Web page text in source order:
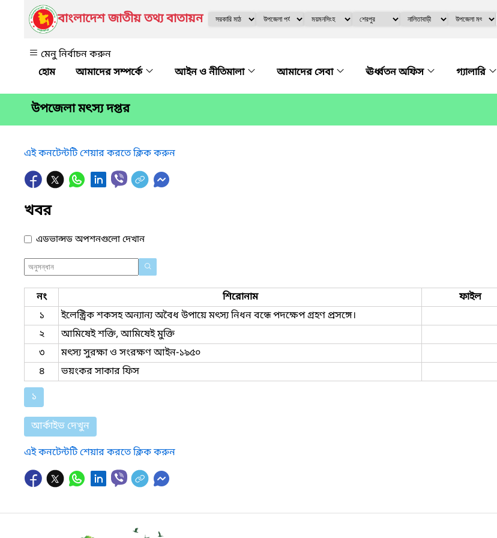
বাংলাদেশ জাতীয় তথ্য বাতায়ন
মেনু নির্বাচন করুন
আমাদের সম্পর্কে
আইন ও নীতিমালা আমাদের সেবা ঊর্ধ্বতন অফিস গ্যালারি
উপজেলা মৎস্য দপ্তর
এই কনটেন্টটি শেয়ার করতে ক্লিক করুন
খবর
এডভান্সড অপশনগুলো দেখান
নং শিরোনাম ফাইল
১
ইলেক্ট্রিক শকসহ অন্যান্য অবৈধ উপায়ে মৎস্য নিধন বন্ধে পদক্ষেপ গ্রহণ প্রসঙ্গে।
২
আমিষেই শক্তি, আমিষেই মুক্তি
৩
মৎস্য সুরক্ষা ও সংরক্ষণ আইন-১৯৫০
৪
ভয়ংকর সাকার ফিস
১
আর্কাইভ দেখুন
এই কনটেন্টটি শেয়ার করতে ক্লিক করুন